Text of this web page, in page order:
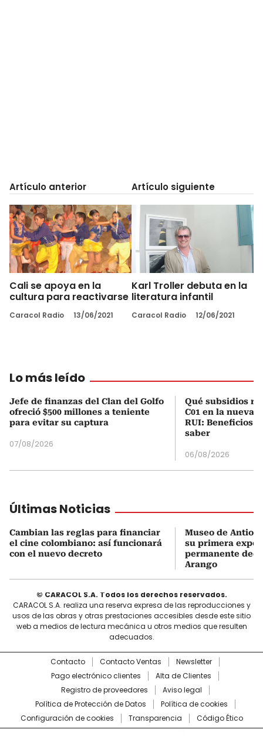
Artículo anterior
Cali se apoya en la
cultura para reactivarse
Caracol Radio 13/06/2021
Artículo siguiente
Karl Troller debuta en la
literatura infantil
Caracol Radio 12/06/2021
Lo más leído
Jefe de finanzas del Clan del Golfo
ofreció $500 millones a teniente
para evitar su captura
07/08/2026
Qué subsidios
C01 en la nueva
RUI: Beneficios
saber
06/08/2026
Últimas Noticias
Cambian las reglas para financiar
el cine colombiano: así funcionará
con el nuevo decreto
Museo de
su primera
permanente
Arango
© CARACOL S.A. Todos los derechos reservados.
CARACOL S.A. realiza una reserva expresa de las reproducciones y
usos de las obras y otras prestaciones accesibles desde este sitio
web a medios de lectura mecánica u otros medios que resulten
adecuados.
Contacto Contacto Ventas
Newsletter
Pago electrónico clientes
Alta de Clientes
Registro de proveedores
Aviso legal
Política de Protección de Datos
Política de cookies
Configuración de cookies
Transparencia Código Ético